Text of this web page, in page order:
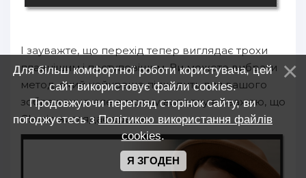
І зауважте, що перехід тепер виглядає трохи
плавнішим і поступовішим. Ви можете вибрати
метод, який найкраще підходить для вашого
зображення, але в моєму випадку я вважаю, що
Classic виглядає краще.
Для більш комфортної роботи користувача, цей
сайт використовує файли cookies.
Продовжуючи перегляд сторінок сайту, ви
погоджуєтесь зПолітикою використання файлів
cookies.
Я ЗГОДЕН